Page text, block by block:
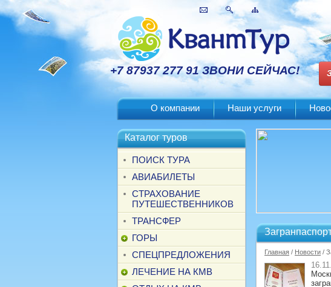
+7 87937 277 91 ЗВОНИ СЕЙЧАС!
О компании Наши услуги
Каталог туров
ПОИСК ТУРА
АВИАБИЛЕТЫ
СТРАХОВАНИЕ
ПУТЕШЕСТВЕННИКОВ
ТРАНСФЕР
ГОРЫ
СПЕЦПРЕДЛОЖЕНИЯ
ЛЕЧЕНИЕ НА КМВ
Главная / Новости /